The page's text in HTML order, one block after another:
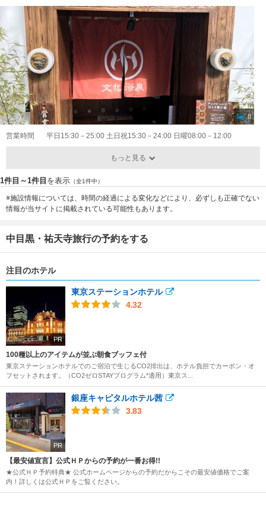
8
営業時間 平日15:30－25:00 土日祝15:30－24:00 日曜08:00－12:00
もっと見る
1件目～1件目 を表示 （全1件中）
※施設情報については、時間の経過による変化などにより、必ずしも正確でない
情報が当サイトに掲載されている可能性もあります。
中目黒・祐天寺旅行の予約をする
注目のホテル
PR
東京ステーションホテル
4.32
100種以上のアイテムが並ぶ朝食ブッフェ付
東京ステーションホテルでのご宿泊で生じるCO2排出は、ホテル負担でカーボン・オ
フセットされます。（CO2ゼロSTAYプログラム*適用）東京ス...
PR
銀座キャピタルホテル茜
3.83
【最安値宣言】公式ＨＰからの予約が一番お得!!
★公式ＨＰ予約特典★ 公式ホームページからの予約だからこその最安値価格でご案
内！詳しくは公式ＨＰをご覧ください。